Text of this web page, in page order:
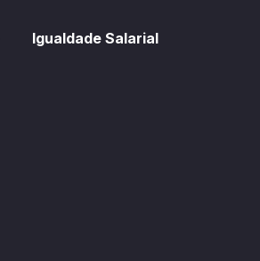
Igualdade Salarial